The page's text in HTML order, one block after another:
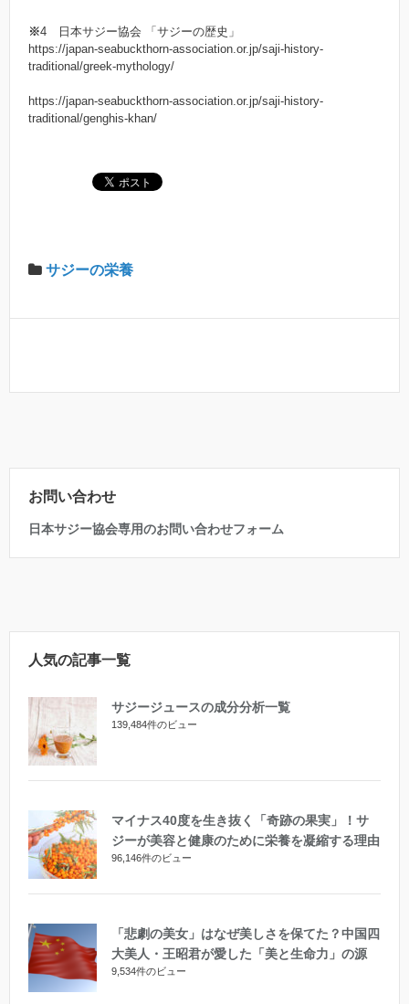
※4 日本サジー協会 「サジーの歴史」
https://japan-seabuckthorn-association.or.jp/saji-history-
traditional/greek-mythology/
https://japan-seabuckthorn-association.or.jp/saji-history-
traditional/genghis-khan/
サジーの栄養
お問い合わせ
日本サジー協会専用のお問い合わせフォーム
人気の記事一覧
サジージュースの成分分析一覧
139,484件のビュー
マイナス40度を生き抜く「奇跡の果実」！サ
ジーが美容と健康のために栄養を凝縮する理由
96,146件のビュー
「悲劇の美女」はなぜ美しさを保てた？中国四
大美人・王昭君が愛した「美と生命力」の源
9,534件のビュー